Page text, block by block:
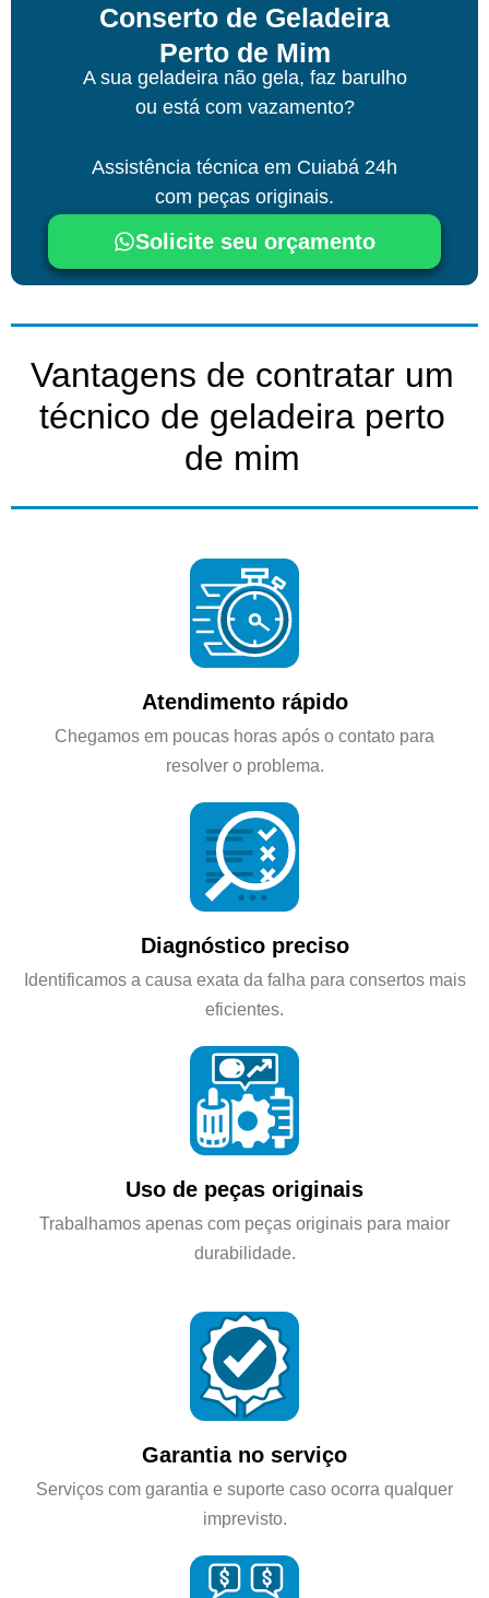
Conserto de Geladeira
Perto de Mim
A sua geladeira não gela, faz barulho
ou está com vazamento?
Assistência técnica em Cuiabá 24h
com peças originais.
Solicite seu orçamento
Vantagens de contratar um
técnico de geladeira perto
de mim
Atendimento rápido
Chegamos em poucas horas após o contato para
resolver o problema.
Diagnóstico preciso
Identificamos a causa exata da falha para consertos mais
eficientes.
Uso de peças originais
Trabalhamos apenas com peças originais para maior
durabilidade.
Garantia no serviço
Serviços com garantia e suporte caso ocorra qualquer
imprevisto.